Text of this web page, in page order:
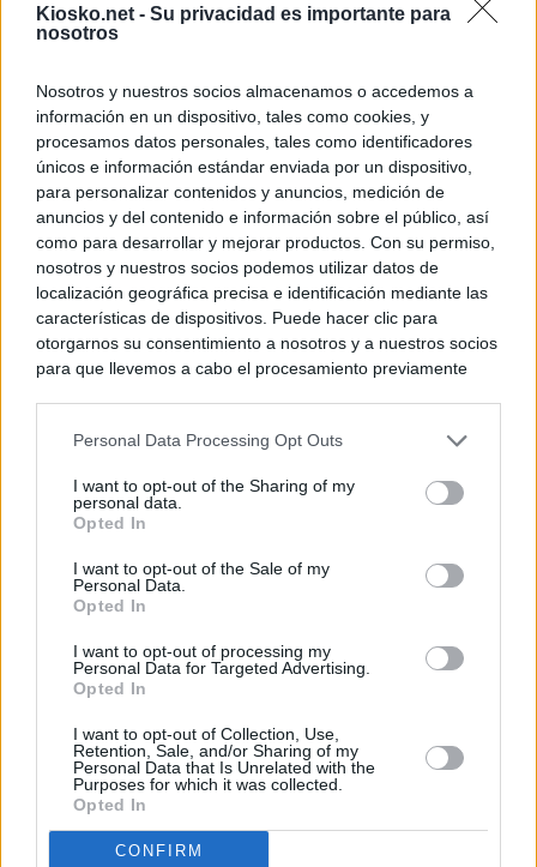
Kiosko.net - Su privacidad es importante para
nosotros
Nosotros y nuestros socios almacenamos o accedemos a
información en un dispositivo, tales como cookies, y
procesamos datos personales, tales como identificadores
únicos e información estándar enviada por un dispositivo,
para personalizar contenidos y anuncios, medición de
anuncios y del contenido e información sobre el público, así
como para desarrollar y mejorar productos. Con su permiso,
nosotros y nuestros socios podemos utilizar datos de
localización geográfica precisa e identificación mediante las
características de dispositivos. Puede hacer clic para
otorgarnos su consentimiento a nosotros y a nuestros socios
para que llevemos a cabo el procesamiento previamente
negar su consentimiento. Tenga en cuenta que algún
de su consentimiento, pero usted tiene el derecho de
rechazar tal procesamiento. Sus preferencias se aplicarán
cualquier momento entrando de nuevo en este sitio web o
visitando nuestra política de privacidad.
Personal Data Processing Opt Outs
I want to opt-out of the Sharing of my
personal data.
Opted In
I want to opt-out of the Sale of my
Personal Data.
Opted In
I want to opt-out of processing my
Personal Data for Targeted Advertising.
Opted In
I want to opt-out of Collection, Use,
Retention, Sale, and/or Sharing of my
Personal Data that Is Unrelated with the
Purposes for which it was collected.
Opted In
CONFIRM